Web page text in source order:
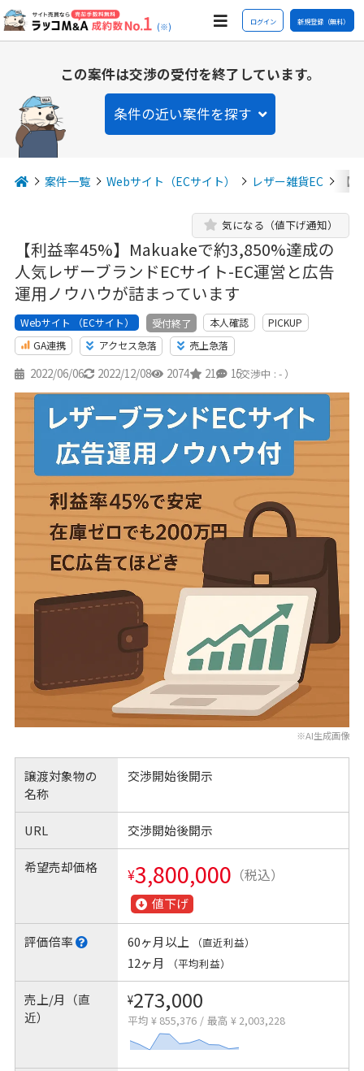
(※) ログイン 新規登録（無料）
この案件は交渉の受付を終了しています。
条件の近い案件を探す
案件一覧 Webサイト（ECサイト） レザー雑貨EC 【
【利益率45%】Makuakeで約3,850%達成の
人気レザーブランドECサイト-EC運営と広告
運用ノウハウが詰まっています
気になる（値下げ通知）
Webサイト （ECサイト） 受付終了 本人確認
PICKUP
GA連携
アクセス急落 売上急落
2022/06/06 2022/12/08 2074 21 15
（交渉中 : - ）
※AI生成画像
譲渡対象物の
名称
交渉開始後開示
URL 交渉開始後開示
希望売却価格 ¥3,800,000 （税込）
値下げ
評価倍率 60ヶ月以上 （直近利益）
12ヶ月 （平均利益）
売上/月（直
近）
¥273,000
平均 ¥ 855,376 / 最高 ¥ 2,003,228